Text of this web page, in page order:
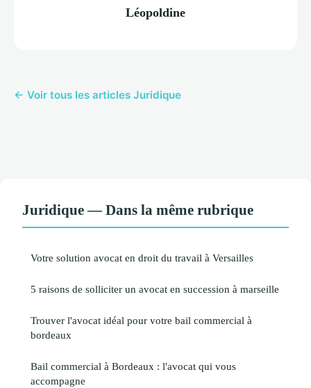
Léopoldine
← Voir tous les articles Juridique
Juridique — Dans la même rubrique
Votre solution avocat en droit du travail à Versailles
5 raisons de solliciter un avocat en succession à marseille
Trouver l'avocat idéal pour votre bail commercial à
bordeaux
Bail commercial à Bordeaux : l'avocat qui vous
accompagne